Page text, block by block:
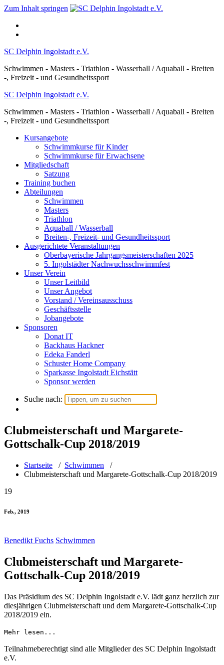
Zum Inhalt springen
SC Delphin Ingolstadt e.V.
Schwimmen - Masters - Triathlon - Wasserball / Aquaball - Breiten
-, Freizeit - und Gesundheitssport
SC Delphin Ingolstadt e.V.
Schwimmen - Masters - Triathlon - Wasserball / Aquaball - Breiten
-, Freizeit - und Gesundheitssport
Kursangebote
Schwimmkurse für Kinder
Schwimmkurse für Erwachsene
Mitgliedschaft
Satzung
Training buchen
Abteilungen
Schwimmen
Masters
Triathlon
Aquaball / Wasserball
Breiten-, Freizeit- und Gesundheitssport
Ausgerichtete Veranstaltungen
Oberbayerische Jahrgangsmeisterschaften 2025
5. Ingolstädter Nachwuchsschwimmfest
Unser Verein
Unser Leitbild
Unser Angebot
Vorstand / Vereinsausschuss
Geschäftsstelle
Jobangebote
Sponsoren
Donat IT
Backhaus Hackner
Edeka Fanderl
Schuster Home Company
Sparkasse Ingolstadt Eichstätt
Sponsor werden
Suche nach:
Clubmeisterschaft und Margarete-
Gottschalk-Cup 2018/2019
Startseite / Schwimmen /
Clubmeisterschaft und Margarete-Gottschalk-Cup 2018/2019
19
Feb., 2019
Benedikt Fuchs Schwimmen
Clubmeisterschaft und Margarete-
Gottschalk-Cup 2018/2019
Das Präsidium des SC Delphin Ingolstadt e.V. lädt ganz herzlich zur
diesjährigen Clubmeisterschaft und dem Margarete-Gottschalk-Cup
2018/2019 ein.
Mehr lesen...
Teilnahmeberechtigt sind alle Mitglieder des SC Delphin Ingolstadt
e.V.